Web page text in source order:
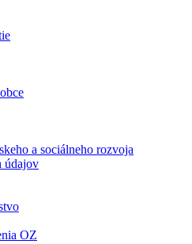
a sociálneho rozvoja
údajov
OZ